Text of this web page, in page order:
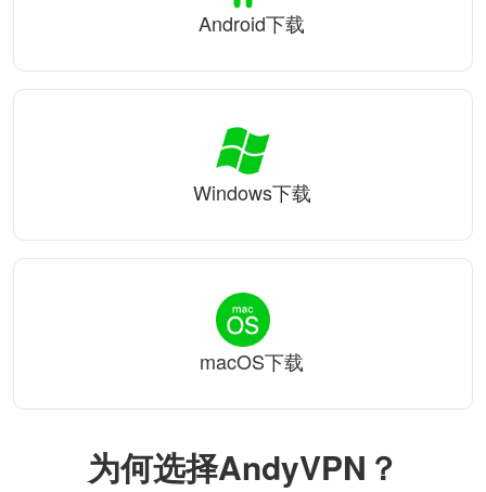
为何选择AndyVPN？
Android下载
Windows下载
macOS下载